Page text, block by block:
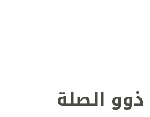
ذوو الصلة